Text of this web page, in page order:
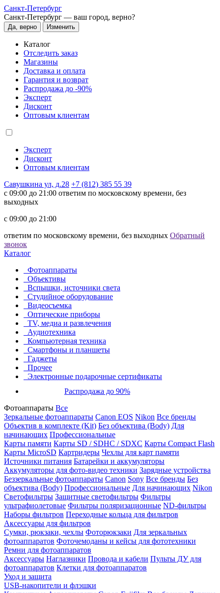
Санкт-Петербург
Санкт-Петербург — ваш город, верно?
Да, верно Изменить
Каталог
Отследить заказ
Магазины
Доставка и оплата
Гарантия и возврат
Распродажа до -90%
Эксперт
Дисконт
Оптовым клиентам
Эксперт
Дисконт
Оптовым клиентам
Савушкина ул, д.28 +7 (812) 385 55 39
c 09:00 до 21:00 ответим по московскому времени, без
выходных
c 09:00 до 21:00
ответим по московскому времени, без выходных Обратный
звонок
Каталог
Фотоаппараты
Объективы
Вспышки, источники света
Студийное оборудование
Видеосъемка
Оптические приборы
TV, медиа и развлечения
Аудиотехника
Компьютерная техника
Смартфоны и планшеты
Гаджеты
Прочее
Электронные подарочные сертификаты
Распродажа до 90%
Фотоаппараты Все
Зеркальные фотоаппараты Canon EOS Nikon Все бренды
Объектив в комплекте (Kit) Без объектива (Body) Для
начинающих Профессиональные
Карты памяти Карты SD / SDHC / SDXC Карты Compact Flash
Карты MicroSD Картридеры Чехлы для карт памяти
Источники питания Батарейки и аккумуляторы
Аккумуляторы для фото-видео техники Зарядные устройства
Беззеркальные фотоаппараты Canon Sony Все бренды Без
объектива (Body) Профессиональные Для начинающих Nikon
Светофильтры Защитные светофильтры Фильтры
ультрафиолетовые Фильтры поляризационные ND-фильтры
Наборы фильтров Переходные кольца для фильтров
Аксессуары для фильтров
Сумки, рюкзаки, чехлы Фоторюкзаки Для зеркальных
фотоаппаратов Фоточемоданы и кейсы для фототехники
Ремни для фотоаппаратов
Аксессуары Наглазники Провода и кабели Пульты ДУ для
фотоаппаратов Клетки для фотоаппаратов
Уход и защита
USB-накопители и флэшки